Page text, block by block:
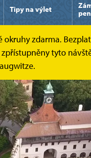
Tipy na výlet
zdarma.
tyto